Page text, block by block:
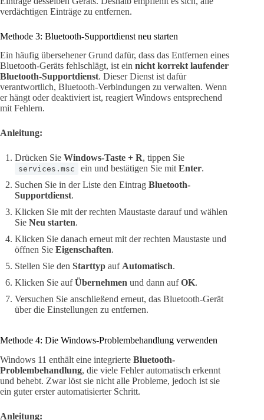
verdächtigen Einträge zu entfernen.
Methode 3: Bluetooth-Supportdienst neu starten
Ein häufig übersehener Grund dafür, dass das Entfernen eines
Bluetooth-Geräts fehlschlägt, ist ein nicht korrekt laufender
Bluetooth-Supportdienst. Dieser Dienst ist dafür
verantwortlich, Bluetooth-Verbindungen zu verwalten. Wenn
er hängt oder deaktiviert ist, reagiert Windows entsprechend
mit Fehlern.
Anleitung:
Drücken Sie Windows-Taste + R, tippen Sie
services.msc ein und bestätigen Sie mit Enter.
Suchen Sie in der Liste den Eintrag Bluetooth-
Supportdienst.
Klicken Sie mit der rechten Maustaste darauf und wählen
Sie Neu starten.
Klicken Sie danach erneut mit der rechten Maustaste und
öffnen Sie Eigenschaften.
Stellen Sie den Starttyp auf Automatisch.
Klicken Sie aufÜbernehmen und dann aufOK.
Versuchen Sie anschließend erneut, das Bluetooth-Gerät
über die Einstellungen zu entfernen.
Methode 4: Die Windows-Problembehandlung verwenden
Windows 11 enthält eine integrierte Bluetooth-
Problembehandlung, die viele Fehler automatisch erkennt
und behebt. Zwar löst sie nicht alle Probleme, jedoch ist sie
ein guter erster automatisierter Schritt.
Anleitung: